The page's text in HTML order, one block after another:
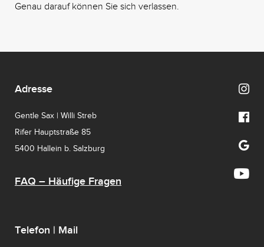
Genau darauf können Sie sich verlassen.
Adresse
Gentle Sax | Willi Streb
Rifer Hauptstraße 85
5400 Hallein b. Salzburg
FAQ – Häufige Fragen
Telefon | Mail